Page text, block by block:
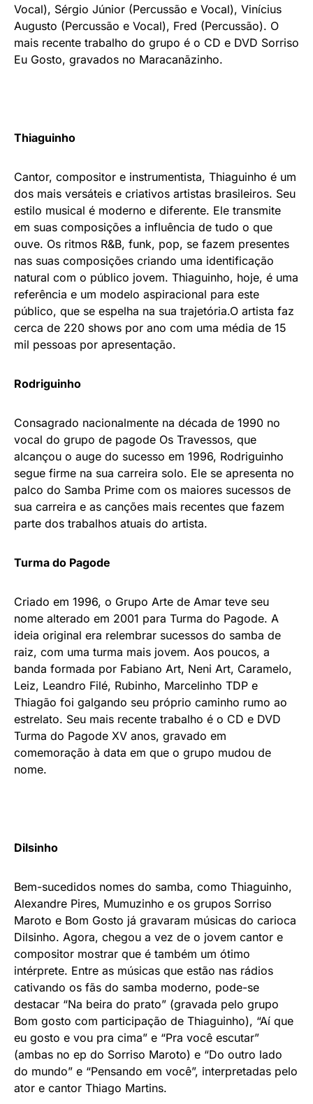
Vocal), Sérgio Júnior (Percussão e Vocal), Vinícius
Augusto (Percussão e Vocal), Fred (Percussão). O
mais recente trabalho do grupo é o CD e DVD Sorriso
Eu Gosto, gravados no Maracanãzinho.
Thiaguinho
Cantor, compositor e instrumentista, Thiaguinho é um
dos mais versáteis e criativos artistas brasileiros. Seu
estilo musical é moderno e diferente. Ele transmite
em suas composições a influência de tudo o que
ouve. Os ritmos R&B, funk, pop, se fazem presentes
nas suas composições criando uma identificação
natural com o público jovem. Thiaguinho, hoje, é uma
referência e um modelo aspiracional para este
público, que se espelha na sua trajetória.O artista faz
cerca de 220 shows por ano com uma média de 15
mil pessoas por apresentação.
Rodriguinho
Consagrado nacionalmente na década de 1990 no
vocal do grupo de pagode Os Travessos, que
alcançou o auge do sucesso em 1996, Rodriguinho
segue firme na sua carreira solo. Ele se apresenta no
palco do Samba Prime com os maiores sucessos de
sua carreira e as canções mais recentes que fazem
parte dos trabalhos atuais do artista.
Turma do Pagode
Criado em 1996, o Grupo Arte de Amar teve seu
nome alterado em 2001 para Turma do Pagode. A
ideia original era relembrar sucessos do samba de
raiz, com uma turma mais jovem. Aos poucos, a
banda formada por Fabiano Art, Neni Art, Caramelo,
Leiz, Leandro Filé, Rubinho, Marcelinho TDP e
Thiagão foi galgando seu próprio caminho rumo ao
estrelato. Seu mais recente trabalho é o CD e DVD
Turma do Pagode XV anos, gravado em
comemoração à data em que o grupo mudou de
nome.
Dilsinho
Bem-sucedidos nomes do samba, como Thiaguinho,
Alexandre Pires, Mumuzinho e os grupos Sorriso
Maroto e Bom Gosto já gravaram músicas do carioca
Dilsinho. Agora, chegou a vez de o jovem cantor e
compositor mostrar que é também um ótimo
intérprete. Entre as músicas que estão nas rádios
cativando os fãs do samba moderno, pode-se
destacar “Na beira do prato” (gravada pelo grupo
Bom gosto com participação de Thiaguinho), “Aí que
eu gosto e vou pra cima” e “Pra você escutar”
(ambas no ep do Sorriso Maroto) e “Do outro lado
do mundo” e “Pensando em você”, interpretadas pelo
ator e cantor Thiago Martins.